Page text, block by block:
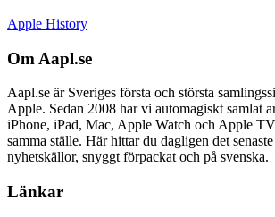
Apple History
Om Aapl.se
Aapl.se är Sveriges första och största
Apple. Sedan 2008 har vi automagiskt samlat
iPhone, iPad, Mac, Apple Watch och Apple
samma ställe. Här hittar du dagligen det
nyhetskällor, snyggt förpackat och på svenska.
Länkar